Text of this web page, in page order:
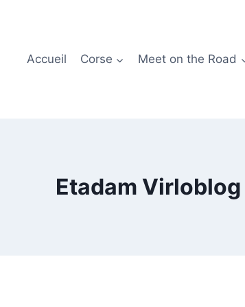
Accueil
Corse Meet on the Road
Etadam Virloblog